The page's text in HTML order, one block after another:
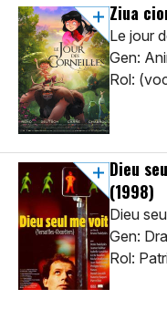
Ziua
Le jour
Gen:
Rol:
Dieu
(1998)
Dieu
Gen:
Rol: